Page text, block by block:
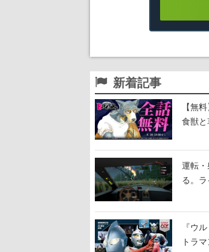
新着記事
【無
食獣
運転
る。
『ウ
トラ